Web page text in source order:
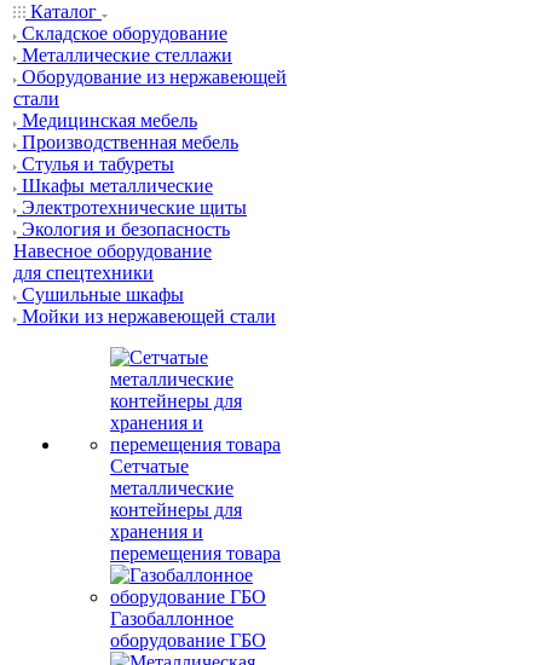
Каталог
Складское оборудование
Металлические стеллажи
Оборудование из нержавеющей
стали
Медицинская мебель
Производственная мебель
Стулья и табуреты
Шкафы металлические
Электротехнические щиты
Экология и безопасность
Навесное оборудование
для спецтехники
Сушильные шкафы
Мойки из нержавеющей стали
Сетчатые
металлические
контейнеры для
хранения и
перемещения товара
Газобаллонное
оборудование ГБО